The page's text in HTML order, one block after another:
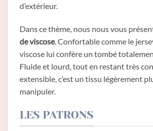
d’extérieur.
Dans ce thème, nous nous vous
de viscose. Confortable comme le
viscose lui confère un tombé
Fluide et lourd, tout en restant très
extensible, c’est un tissu légèrement
manipuler.
LES PATRONS